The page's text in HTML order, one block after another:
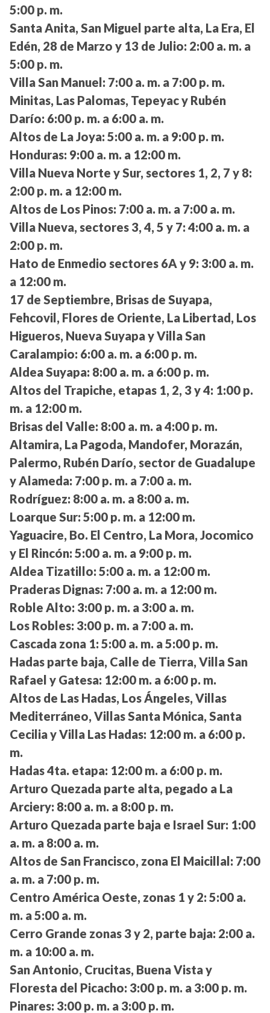
5:00 p. m.
Santa Anita, San Miguel parte alta, La Era, El
Edén, 28 de Marzo y 13 de Julio: 2:00 a. m. a
5:00 p. m.
Villa San Manuel: 7:00 a. m. a 7:00 p. m.
Minitas, Las Palomas, Tepeyac y Rubén
Darío: 6:00 p. m. a 6:00 a. m.
Altos de La Joya: 5:00 a. m. a 9:00 p. m.
Honduras: 9:00 a. m. a 12:00 m.
Villa Nueva Norte y Sur, sectores 1, 2, 7 y 8:
2:00 p. m. a 12:00 m.
Altos de Los Pinos: 7:00 a. m. a 7:00 a. m.
Villa Nueva, sectores 3, 4, 5 y 7: 4:00 a. m. a
2:00 p. m.
Hato de Enmedio sectores 6A y 9: 3:00 a. m.
a 12:00 m.
17 de Septiembre, Brisas de Suyapa,
Fehcovil, Flores de Oriente, La Libertad, Los
Higueros, Nueva Suyapa y Villa San
Caralampio: 6:00 a. m. a 6:00 p. m.
Aldea Suyapa: 8:00 a. m. a 6:00 p. m.
Altos del Trapiche, etapas 1, 2, 3 y 4: 1:00 p.
m. a 12:00 m.
Brisas del Valle: 8:00 a. m. a 4:00 p. m.
Altamira, La Pagoda, Mandofer, Morazán,
Palermo, Rubén Darío, sector de Guadalupe
y Alameda: 7:00 p. m. a 7:00 a. m.
Rodríguez: 8:00 a. m. a 8:00 a. m.
Loarque Sur: 5:00 p. m. a 12:00 m.
Yaguacire, Bo. El Centro, La Mora, Jocomico
y El Rincón: 5:00 a. m. a 9:00 p. m.
Aldea Tizatillo: 5:00 a. m. a 12:00 m.
Praderas Dignas: 7:00 a. m. a 12:00 m.
Roble Alto: 3:00 p. m. a 3:00 a. m.
Los Robles: 3:00 p. m. a 7:00 a. m.
Cascada zona 1: 5:00 a. m. a 5:00 p. m.
Hadas parte baja, Calle de Tierra, Villa San
Rafael y Gatesa: 12:00 m. a 6:00 p. m.
Altos de Las Hadas, Los Ángeles, Villas
Mediterráneo, Villas Santa Mónica, Santa
Cecilia y Villa Las Hadas: 12:00 m. a 6:00 p.
m.
Hadas 4ta. etapa: 12:00 m. a 6:00 p. m.
Arturo Quezada parte alta, pegado a La
Arciery: 8:00 a. m. a 8:00 p. m.
Arturo Quezada parte baja e Israel Sur: 1:00
a. m. a 8:00 a. m.
Altos de San Francisco, zona El Maicillal: 7:00
a. m. a 7:00 p. m.
Centro América Oeste, zonas 1 y 2: 5:00 a.
m. a 5:00 a. m.
Cerro Grande zonas 3 y 2, parte baja: 2:00 a.
m. a 10:00 a. m.
San Antonio, Crucitas, Buena Vista y
Floresta del Picacho: 3:00 p. m. a 3:00 p. m.
Pinares: 3:00 p. m. a 3:00 p. m.